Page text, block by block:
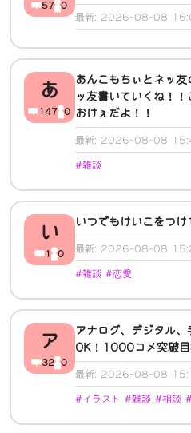
57 0
最新: 2026-08-08
あ
147 0
あんこもちぃとネッ友
ッ友書いていくね！
おけぇだよ！！
最新: 2026-08-08
#雑談
い
1 0
いつでもけいこをつけ
最新: 2026-08-08
#雑談 #恋愛
ア
32 0
アナログ、デジタル、
OK！1000コメ突破目
最新: 2026-08-08
#イラスト #雑談 #相談